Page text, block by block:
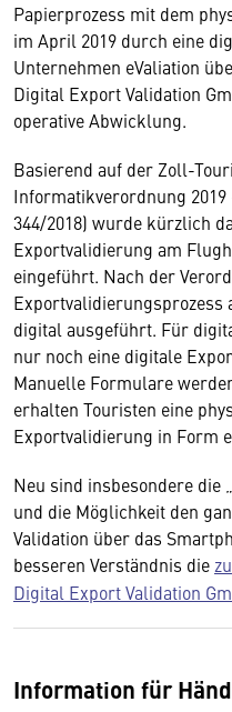
Papierprozess mit dem
im April 2019 durch eine
Unternehmen eValiation
Digital Export Validation
operative Abwicklung.
Basierend auf der Zoll-
Informatikverordnung
344/2018) wurde kürzlich
Exportvalidierung am
eingeführt. Nach der
Exportvalidierungsprozess
digital ausgeführt. Für
nur noch eine digitale
Manuelle Formulare
erhalten Touristen eine
Exportvalidierung in Form
Neu sind insbesondere die
und die Möglichkeit den
Validation über das
besseren Verständnis die
Digital Export Validation
Information für